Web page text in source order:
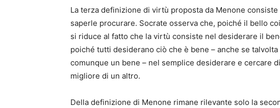
La terza definizione di virtù proposta da Menone
saperle procurare. Socrate osserva che, poiché il bello
si riduce al fatto che la virtù consiste nel desiderare il
poiché tutti desiderano ciò che è bene – anche se
comunque un bene – nel semplice desiderare e cercare
migliore di un altro.
Della definizione di Menone rimane rilevante solo la